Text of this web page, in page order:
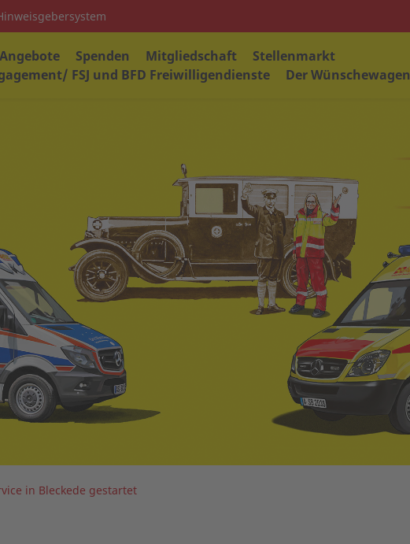
Spenden Mitgliedschaft
Stellenmarkt
FSJ und BFD Freiwilligendienste
Der Wünschewagen
in Bleckede gestartet